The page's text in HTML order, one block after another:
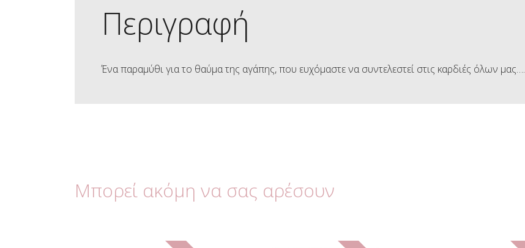
Περιγραφή
Ένα παραμύθι για το θαύμα της αγάπης, που ευχόμαστε να συντελεστεί στις καρδιές όλων μας….
Μπορεί ακόμη να σας αρέσουν